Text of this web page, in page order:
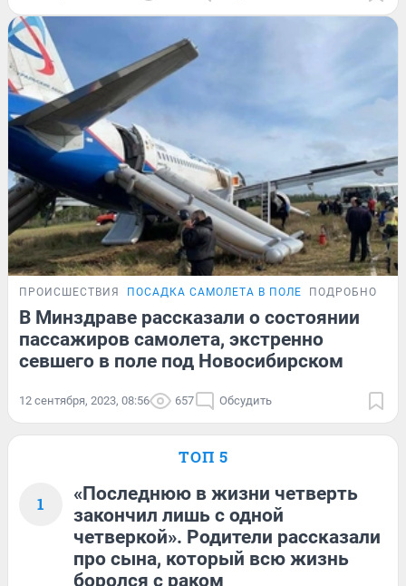
ПРОИСШЕСТВИЯ ПОСАДКА САМОЛЕТА В ПОЛЕ ПОДРОБНОСТИ
В Минздраве рассказали о состоянии
пассажиров самолета, экстренно
севшего в поле под Новосибирском
12 сентября, 2023, 08:56 657 Обсудить
ТОП 5
1
«Последнюю в жизни четверть
закончил лишь с одной
четверкой». Родители рассказали
про сына, который всю жизнь
боролся с раком